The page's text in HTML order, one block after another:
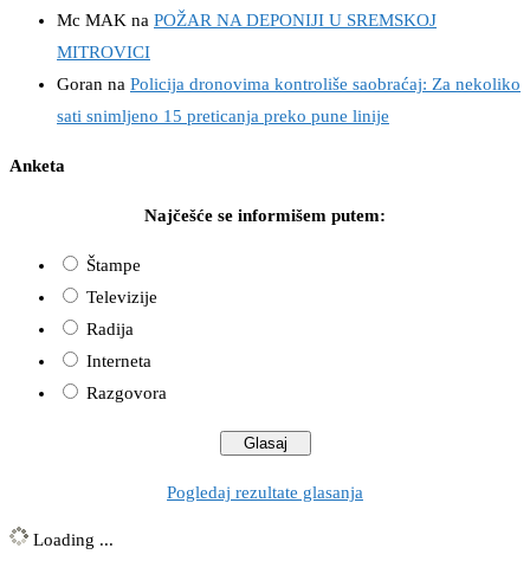
Mc MAK na POŽAR NA DEPONIJI U SREMSKOJ
MITROVICI
Goran na Policija dronovima kontroliše saobraćaj: Za nekoliko
sati snimljeno 15 preticanja preko pune linije
Anketa
Najčešće se informišem putem:
Štampe
Televizije
Radija
Interneta
Razgovora
Pogledaj rezultate glasanja
Loading ...